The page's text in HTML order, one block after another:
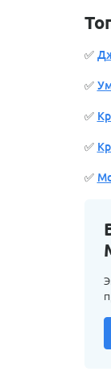
✅
✅
✅
✅
✅